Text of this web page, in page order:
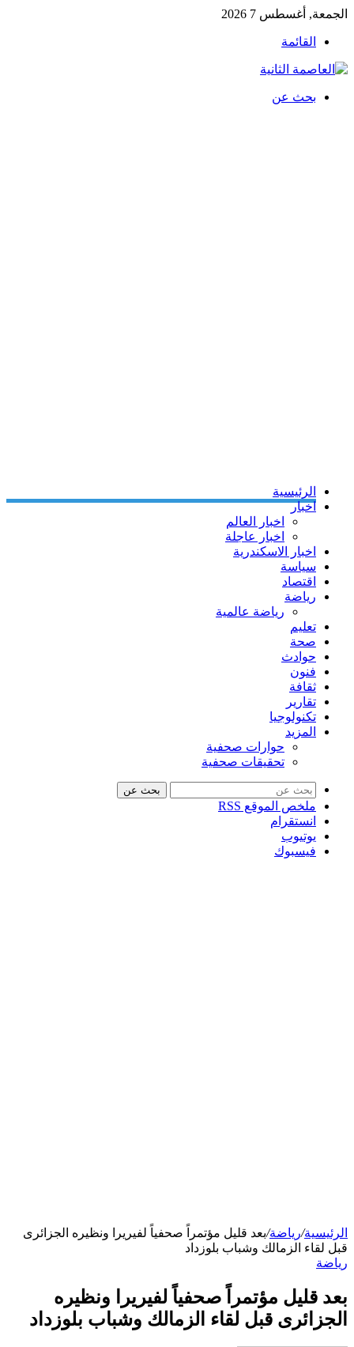
الجمعة, أغسطس 7 2026
القائمة
بحث عن
الرئيسية
اخبار
اخبار العالم
اخبار عاجلة
اخبار الاسكندرية
سياسة
اقتصاد
رياضة
رياضة عالمية
تعليم
صحة
حوادث
فنون
ثقافة
تقارير
تكنولوجيا
المزيد
حوارات صحفية
تحقيقات صحفية
بحث عن
ملخص الموقع RSS
انستقرام
يوتيوب
فيسبوك
الرئيسية/رياضة/بعد قليل مؤتمراً صحفياً لفيريرا ونظيره الجزائرى
قبل لقاء الزمالك وشباب بلوزداد
رياضة
بعد قليل مؤتمراً صحفياً لفيريرا ونظيره
الجزائرى قبل لقاء الزمالك وشباب بلوزداد